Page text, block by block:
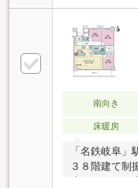
ィスポーザー
を採用・洗
すいボウル一
ｍのバスルー
ます・５階（
をもてなすゲ
が広がるスカ
数表示は 現
南向き
床暖房
「名鉄岐阜
３８階建て制
建てです。）